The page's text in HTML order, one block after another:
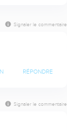
Signaler le commentaire
RÉPONDRE
Signaler le commentaire